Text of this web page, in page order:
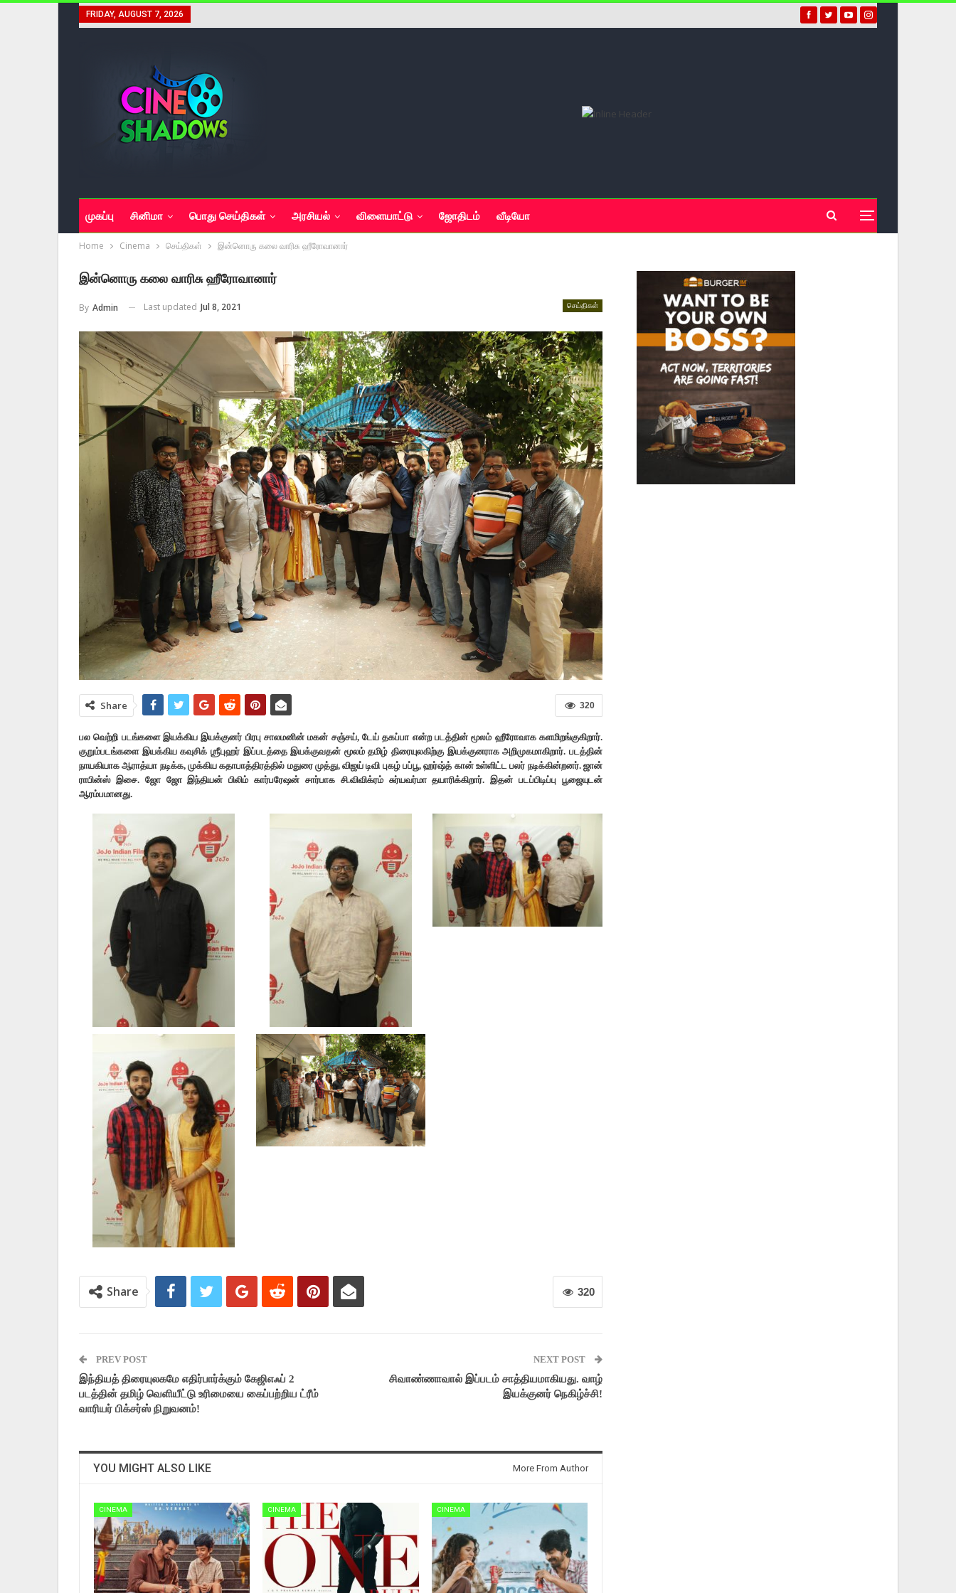
FRIDAY, AUGUST 7, 2026
முகப்பு சினிமா பொது செய்திகள் அரசியல் விளையாட்டு ஜோதிடம் வீடியோ
Home Cinema செய்திகள் இன்னொரு கலை வாரிசு ஹீரோவானார்
இன்னொரு கலை வாரிசு ஹீரோவானார்
செய்திகள்
By Admin Last updated Jul 8, 2021
320
Share
பல வெற்றி படங்களை இயக்கிய இயக்குனர் பிரபு சாலமனின் மகன் சஞ்சய், டேய் தகப்பா என்ற படத்தின் மூலம் ஹீரோவாக களமிறங்குகிறார்.
குறும்படங்களை இயக்கிய கவுசிக் ஶ்ரீபுஹர் இப்படத்தை இயக்குவதன் மூலம் தமிழ் திரையுலகிற்கு இயக்குனராக அறிமுகமாகிறார். படத்தின்
நாயகியாக ஆராத்யா நடிக்க, முக்கிய கதாபாத்திரத்தில் மதுரை முத்து, விஜய் டிவி புகழ் பப்பூ, ஹர்ஷ்த் கான் உள்ளிட்ட பலர் நடிக்கின்றனர். ஜான்
ராபின்ஸ் இசை. ஜோ ஜோ இந்தியன் பிலிம் கார்பரேஷன் சார்பாக சி.விவிக்ரம் சுர்யவர்மா தயாரிக்கிறார். இதன் படப்பிடிப்பு பூஜையுடன்
ஆரம்பமானது.
320
Share
PREV POST
இந்தியத் திரையுலகமே எதிர்பார்க்கும் கேஜிஎஃப் 2
படத்தின் தமிழ் வெளியீட்டு உரிமையை கைப்பற்றிய ட்ரீம்
வாரியர் பிக்சர்ஸ் நிறுவனம்!
NEXT POST
சிவாண்ணாவால் இப்படம் சாத்தியமாகியது. வாழ்
இயக்குனர் நெகிழ்ச்சி!
YOU MIGHT ALSO LIKE More From Author
CINEMA CINEMA CINEMA